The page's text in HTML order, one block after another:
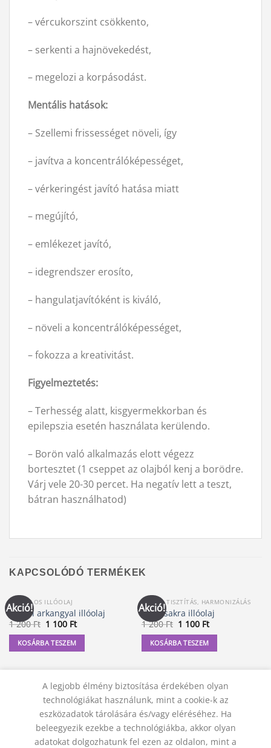
– vércukorszint csökkento,
– serkenti a hajnövekedést,
– megelozi a korpásodást.
Mentális hatások:
– Szellemi frissességet növeli, így
– javítva a koncentrálóképességet,
– vérkeringést javító hatása miatt
– megújító,
– emlékezet javító,
– idegrendszer erosíto,
– hangulatjavítóként is kiváló,
– növeli a koncentrálóképességet,
– fokozza a kreativitást.
Figyelmeztetés:
– Terhesség alatt, kisgyermekkorban és
epilepszia esetén használata kerülendo.
– Borön való alkalmazás elott végezz
bortesztet (1 cseppet az olajból kenj a borödre.
Várj vele 20-30 percet. Ha negatív lett a teszt,
bátran használhatod)
KAPCSOLÓDÓ TERMÉKEK
Akció!
ANGYALOS ILLÓOLAJ
Rafael arkangyal illóolaj
1 200Ft Original
price
was:
1
200 Ft.
1 100 FtCurrent
price
is:
1
100 Ft.
KOSÁRBA TESZEM
Akció!
CSAKRA TISZTÍTÁS, HARMONIZÁLÁS
Szexcsakra illóolaj
1 200Ft Original
price
was:
1
200 Ft.
1 100 FtCurrent
price
is:
1
100 Ft.
KOSÁRBA TESZEM
A legjobb élmény biztosítása érdekében olyan
technológiákat használunk, mint a cookie-k az
eszközadatok tárolására és/vagy eléréséhez. Ha
beleegyezik ezekbe a technológiákba, akkor olyan
adatokat dolgozhatunk fel ezen az oldalon, mint a